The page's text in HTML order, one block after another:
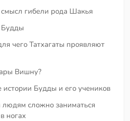
смысл гибели рода Шакья
Будды
чего Татхагаты проявляют
Вишну?
истории Будды и его учеников
сложно заниматься
ногах